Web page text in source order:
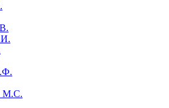
М.С.